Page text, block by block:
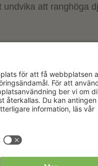
undvika att ranghöga
Aktuellt